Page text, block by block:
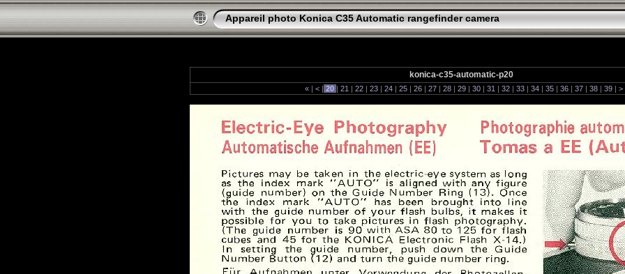
Appareil photo Konica C35 Automatic rangefinder camera
konica-c35-automatic-p20
« | < | 20 | 21 | 22 | 23 | 24 | 25 | 26 | 27 | 28 | 29 | 30 | 31 | 32 | 33 | 34 | 35 | 36 | 37 | 38 | 39 | >